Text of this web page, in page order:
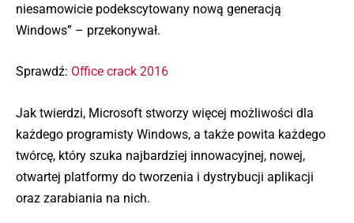
niesamowicie podekscytowany nową generacją
Windows” – przekonywał.
Sprawdź: Office crack 2016
Jak twierdzi, Microsoft stworzy więcej możliwości dla
każdego programisty Windows, a także powita każdego
twórcę, który szuka najbardziej innowacyjnej, nowej,
otwartej platformy do tworzenia i dystrybucji aplikacji
oraz zarabiania na nich.